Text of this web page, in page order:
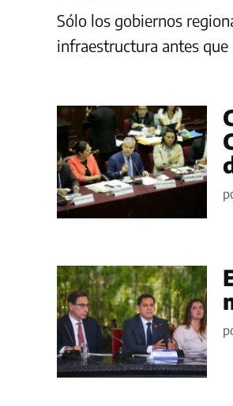
Sólo los gobiernos
infraestructura antes